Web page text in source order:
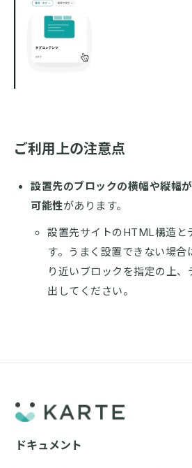
ご利用上の注意点
設置先のブロックの横幅や縦幅
可能性があります。
設置先サイトのHTML構造と
す。うまく設置できない場合
り近いブロックを指定の上
出してください。
ドキュメント